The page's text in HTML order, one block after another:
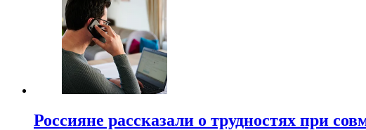
Россияне рассказали о трудностях при